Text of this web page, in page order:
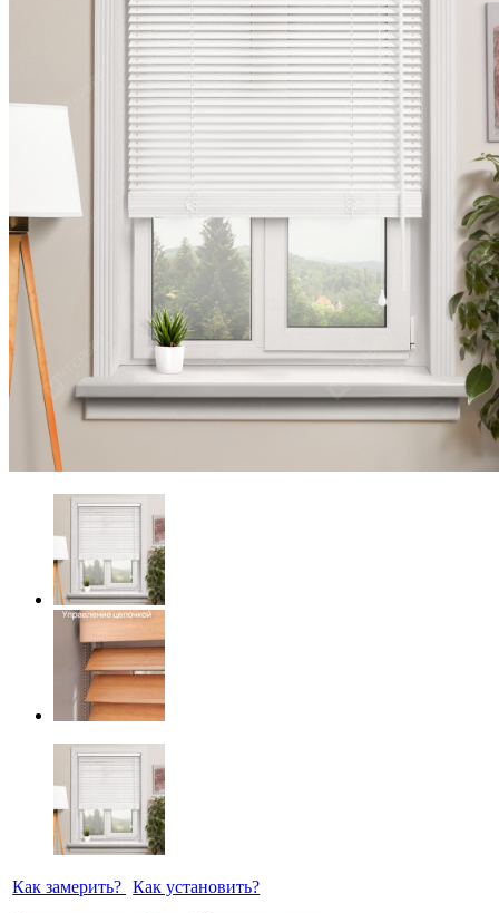
Как замерить? Как установить?